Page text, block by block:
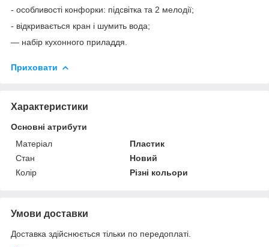
- особливості конфорки: підсвітка та 2 мелодії;
- відкривається кран і шумить вода;
— набір кухонного приладдя.
Приховати
Характеристики
Основні атрибути
Матеріал
Пластик
Стан
Новий
Колір
Різні кольори
Умови доставки
Доставка здійснюється тільки по передоплаті.